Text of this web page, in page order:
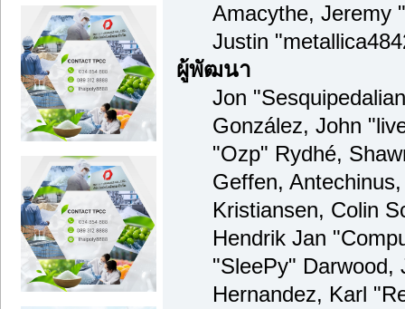
Amacythe, Jeremy
Justin
ผู้พัฒนา
Jon
González, John
"Ozp" Rydhé,
Geffen,
Kristiansen, Colin
Hendrik Jan
"SleePy" Darwood,
Hernandez, Karl